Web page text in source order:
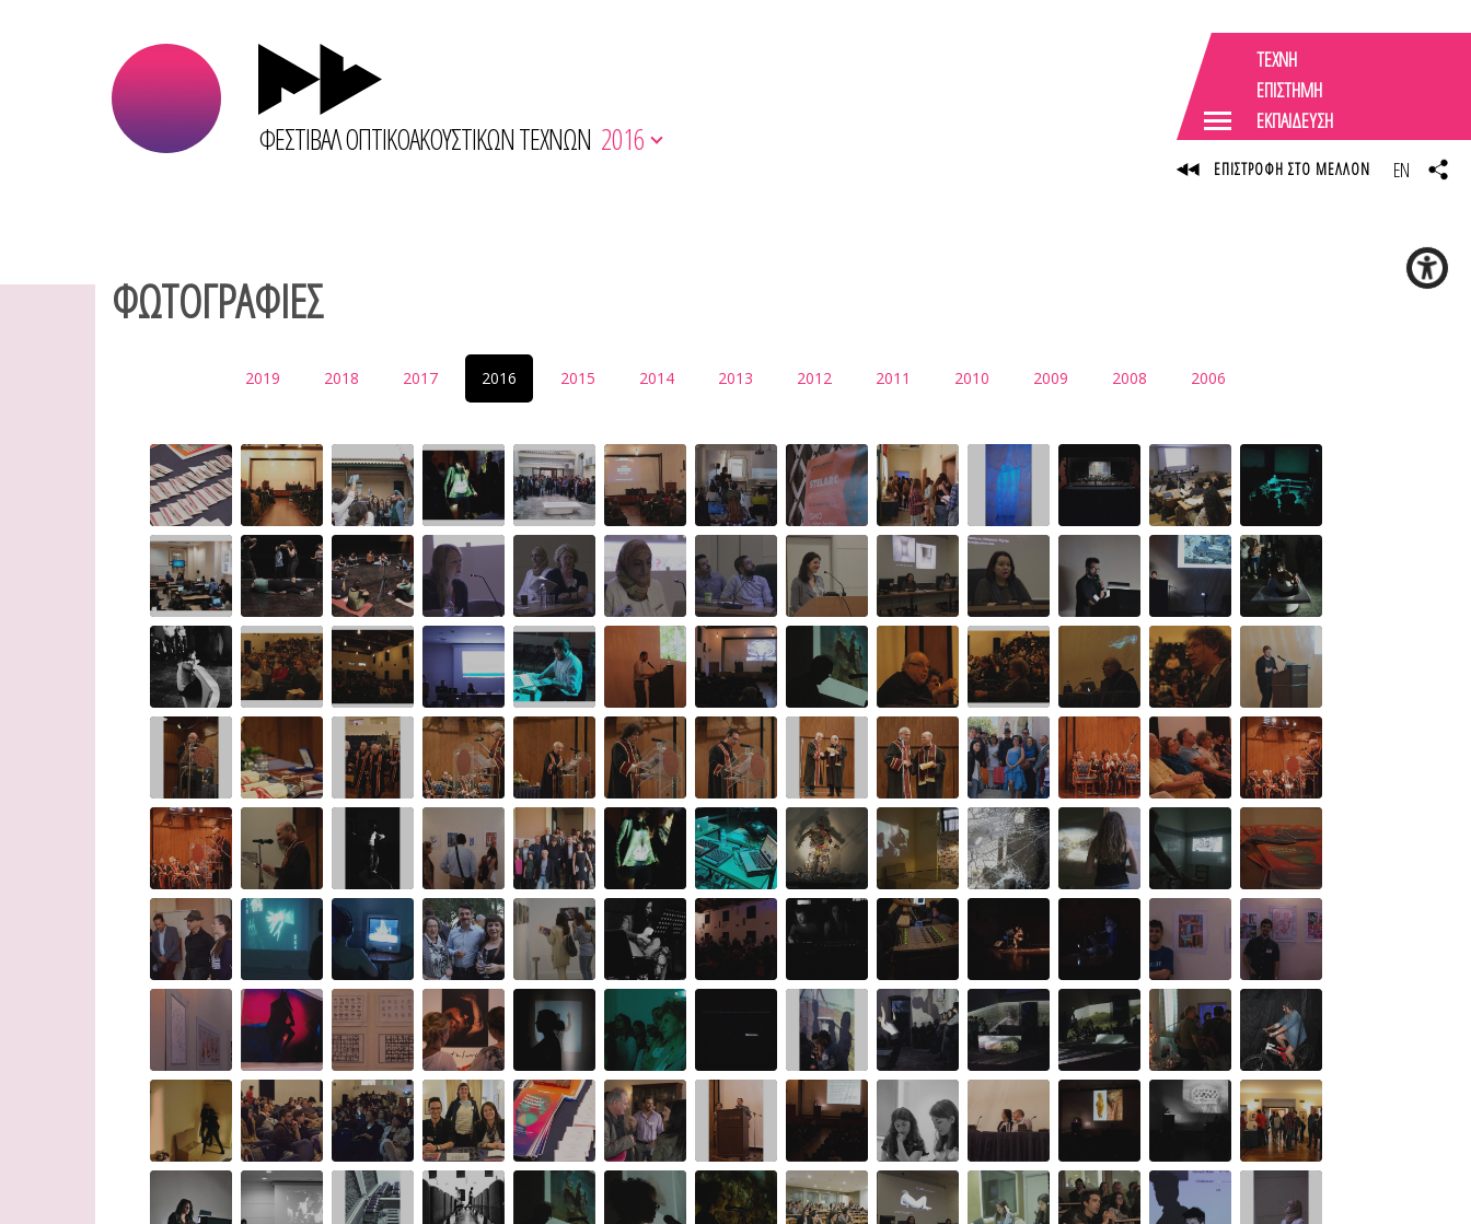
ΦΕΣΤΙΒΑΛ ΟΠΤΙΚΟΑΚΟΥΣΤΙΚΩΝ ΤΕΧΝΩΝ 2016
ΦΩΤΟΓΡΑΦΙΕΣ
2019 2018 2017 2016 2015 2014 2013 2012 2011 2010 2009 2008 2006
ΤΕΧΝΗ
ΕΠΙΣΤΗΜΗ
ΕΚΠΑΙΔΕΥΣΗ
ΕΠΙΣΤΡΟΦΗ ΣΤΟ ΜΕΛΛΟΝ EN